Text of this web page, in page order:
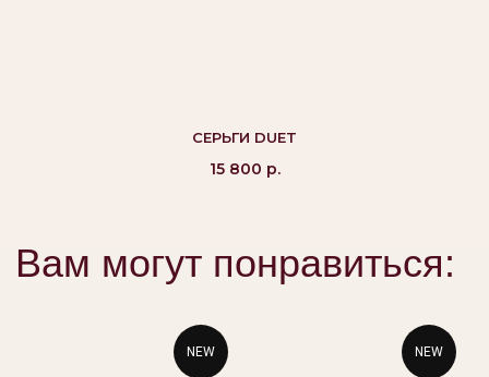
СЕРЬГИ DUET
15 800 р.
NEW NEW
Гарантия
Проверка подлинности
Вопросы и ответы
ПОКУПАТЕЛЯМ
КАТАЛОГ